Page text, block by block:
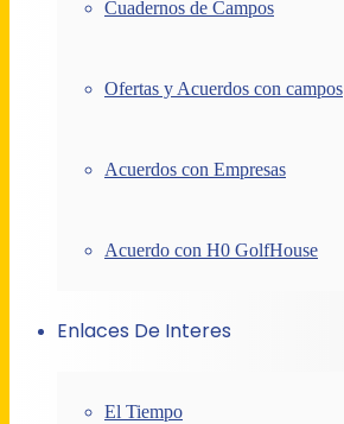
Cuadernos de Campos
Ofertas y Acuerdos con campos
Acuerdos con Empresas
Acuerdo con H0 GolfHouse
Enlaces De Interes
El Tiempo